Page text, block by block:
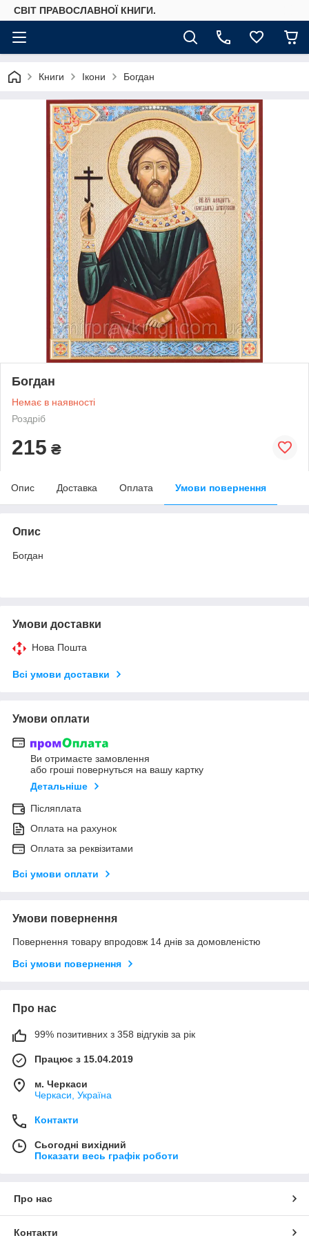
СВІТ ПРАВОСЛАВНОЇ КНИГИ.
Книги Ікони Богдан
Богдан
Немає в наявності
Роздріб
215 ₴
Опис Доставка Оплата Умови повернення
Опис
Богдан
Умови доставки
Нова Пошта
Всі умови доставки
Умови оплати
Ви отримаєте замовлення
або гроші повернуться на вашу картку
Детальніше
Післяплата
Оплата на рахунок
Оплата за реквізитами
Всі умови оплати
Умови повернення
Повернення товару впродовж 14 днів за домовленістю
Всі умови повернення
Про нас
99% позитивних з 358 відгуків за рік
Працює з 15.04.2019
м. Черкаси
Черкаси, Україна
Контакти
Сьогодні вихідний
Показати весь графік роботи
Про нас
Контакти